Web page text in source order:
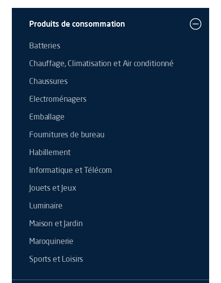
Produits de consommation
Batteries
Chauffage, Climatisation et Air conditionné
Chaussures
Electroménagers
Emballage
Fournitures de bureau
Habillement
Informatique et Télécom
Jouets et Jeux
Luminaire
Maison et Jardin
Maroquinerie
Sports et Loisirs